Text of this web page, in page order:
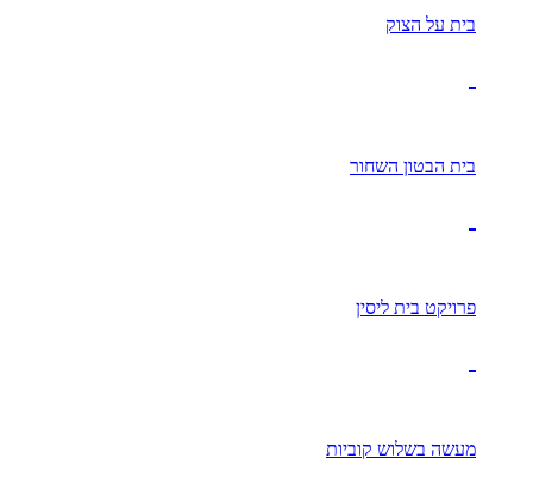
בית על הצוק
בית הבטון השחור
פרויקט בית ליסין
מעשה בשלוש קוביות